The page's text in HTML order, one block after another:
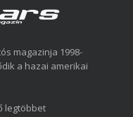
magazinja 1998-
a hazai amerikai
legtöbbet